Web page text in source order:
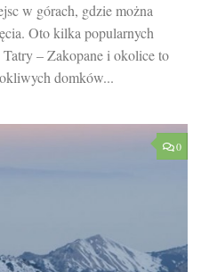
w górach, gdzie można
Oto kilka popularnych
– Zakopane i okolice to
domków...
0